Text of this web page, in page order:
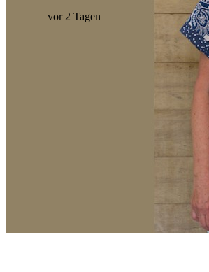
vor 2 Tagen